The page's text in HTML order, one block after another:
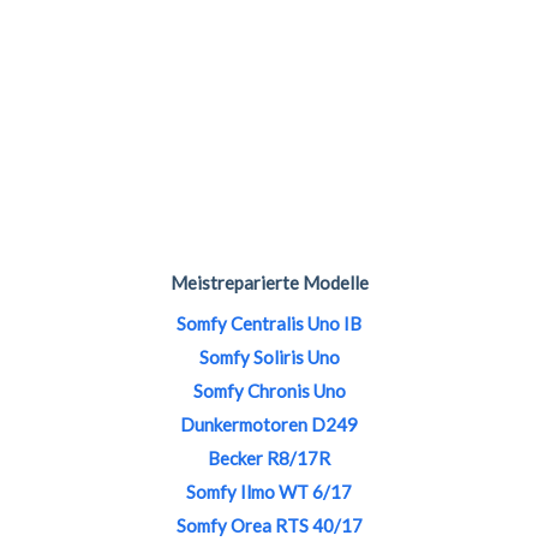
Meistreparierte Modelle
Somfy Centralis Uno IB
Somfy Soliris Uno
Somfy Chronis Uno
Dunkermotoren D249
Becker R8/17R
Somfy Ilmo WT 6/17
Somfy Orea RTS 40/17